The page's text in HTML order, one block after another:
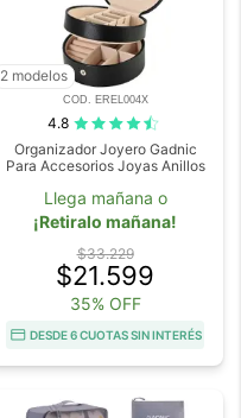
2 modelos
COD. EREL004X
4.8
Organizador Joyero Gadnic
Para Accesorios Joyas Anillos
Llega mañana o
¡Retiralo mañana!
$33.229
$21.599
35% OFF
DESDE 6 CUOTAS SIN INTERÉS